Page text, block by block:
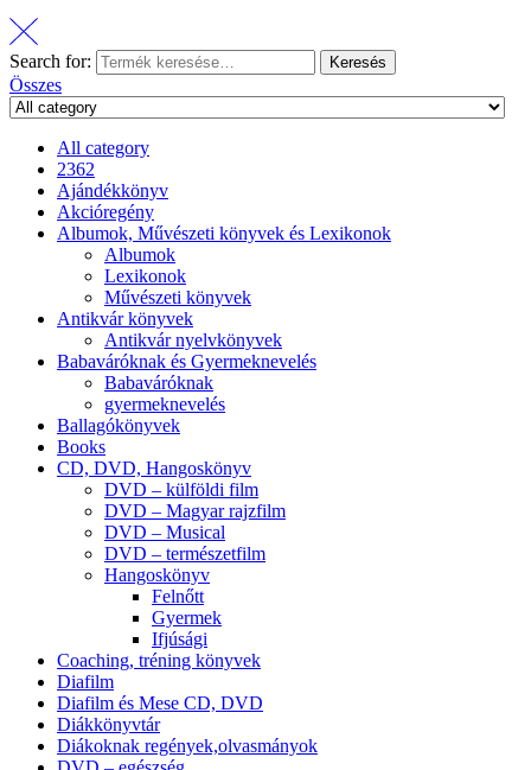
Search for: Keresés
Összes
All category
2362
Ajándékkönyv
Akcióregény
Albumok, Művészeti könyvek és Lexikonok
Albumok
Lexikonok
Művészeti könyvek
Antikvár könyvek
Antikvár nyelvkönyvek
Babaváróknak és Gyermeknevelés
Babaváróknak
gyermeknevelés
Ballagókönyvek
Books
CD, DVD, Hangoskönyv
DVD – külföldi film
DVD – Magyar rajzfilm
DVD – Musical
DVD – természetfilm
Hangoskönyv
Felnőtt
Gyermek
Ifjúsági
Coaching, tréning könyvek
Diafilm
Diafilm és Mese CD, DVD
Diákkönyvtár
Diákoknak regények,olvasmányok